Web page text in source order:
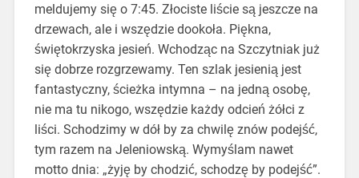
meldujemy się o 7:45. Złociste liście są jeszcze na
drzewach, ale i wszędzie dookoła. Piękna,
świętokrzyska jesień. Wchodząc na Szczytniak już
się dobrze rozgrzewamy. Ten szlak jesienią jest
fantastyczny, ścieżka intymna – na jedną osobę,
nie ma tu nikogo, wszędzie każdy odcień żółci z
liści. Schodzimy w dół by za chwilę znów podejść,
tym razem na Jeleniowską. Wymyślam nawet
motto dnia: „żyję by chodzić, schodzę by podejść”.